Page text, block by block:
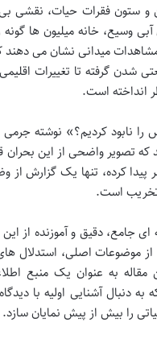
و ستون فقرات حیات، نقشی
وسیع، خانه میلیون ها
میدانی نشان می دهند
شدن گرفته تا تغییرات
انداخته است.
را نابود کردیم؟» نوشته
تصویر واضحی از این بحران
کرده، تنها یک گزارش
تخریب است.
جامع، دقیق و آموزنده از این
موضوعات اصلی، استدلال
به عنوان یک منبع
به دنبال آشنایی اولیه با
را بیش از پیش نمایان سازد.